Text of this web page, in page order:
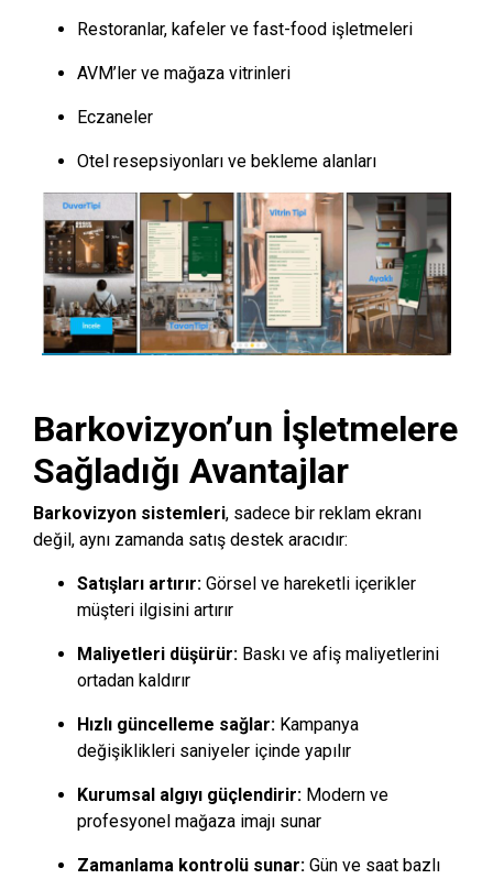
Restoranlar, kafeler ve fast-food işletmeleri
AVM’ler ve mağaza vitrinleri
Eczaneler
Otel resepsiyonları ve bekleme alanları
Barkovizyon’un İşletmelere
Sağladığı Avantajlar
Barkovizyon sistemleri, sadece bir reklam ekranı
değil, aynı zamanda satış destek aracıdır:
Satışları artırır: Görsel ve hareketli içerikler
müşteri ilgisini artırır
Maliyetleri düşürür: Baskı ve afiş maliyetlerini
ortadan kaldırır
Hızlı güncelleme sağlar: Kampanya
değişiklikleri saniyeler içinde yapılır
Kurumsal algıyı güçlendirir: Modern ve
profesyonel mağaza imajı sunar
Zamanlama kontrolü sunar: Gün ve saat bazlı